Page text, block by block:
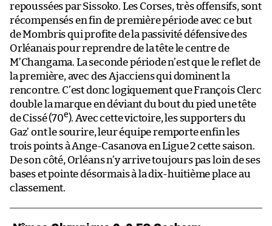
repoussées par Sissoko. Les Corses, très offensifs, sont
récompensés en fin de première période avec ce but
de Mombris qui profite de la passivité défensive des
Orléanais pour reprendre de la tête le centre de
M’Changama. La seconde période n’est que le reflet de
la première, avec des Ajacciens qui dominent la
rencontre. C’est donc logiquement que François Clerc
double la marque en déviant du bout du pied une tête
de Cissé (70e). Avec cette victoire, les supporters du
Gaz’ ont le sourire, leur équipe remporte enfin les
trois points à Ange-Casanova en Ligue 2 cette saison.
De son côté, Orléans n’y arrive toujours pas loin de ses
bases et pointe désormais à la dix-huitième place au
classement.